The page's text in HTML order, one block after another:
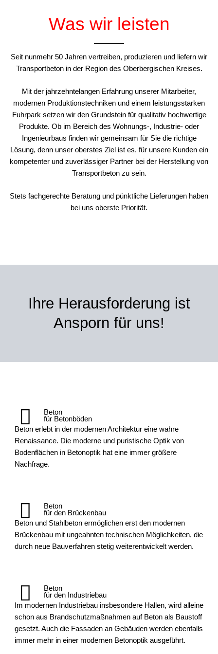
Was wir leisten
Seit nunmehr 50 Jahren vertreiben, produzieren und liefern wir
Transportbeton in der Region des Oberbergischen Kreises.
Mit der jahrzehntelangen Erfahrung unserer Mitarbeiter,
modernen Produktionstechniken und einem leistungsstarken
Fuhrpark setzen wir den Grundstein für qualitativ hochwertige
Produkte. Ob im Bereich des Wohnungs-, Industrie- oder
Ingenieurbaus finden wir gemeinsam für Sie die richtige
Lösung, denn unser oberstes Ziel ist es, für unsere Kunden ein
kompetenter und zuverlässiger Partner bei der Herstellung von
Transportbeton zu sein.
Stets fachgerechte Beratung und pünktliche Lieferungen haben
bei uns oberste Priorität.
Ihre Herausforderung ist
Ansporn für uns!
Beton
für Betonböden
Beton erlebt in der modernen Architektur eine wahre
Renaissance. Die moderne und puristische Optik von
Bodenflächen in Betonoptik hat eine immer größere
Nachfrage.
Beton
für den Brückenbau
Beton und Stahlbeton ermöglichen erst den modernen
Brückenbau mit ungeahnten technischen Möglichkeiten, die
durch neue Bauverfahren stetig weiterentwickelt werden.
Beton
für den Industriebau
Im modernen Industriebau insbesondere Hallen, wird alleine
schon aus Brandschutzmaßnahmen auf Beton als Baustoff
gesetzt. Auch die Fassaden an Gebäuden werden ebenfalls
immer mehr in einer modernen Betonoptik ausgeführt.